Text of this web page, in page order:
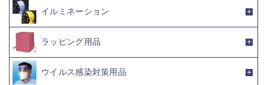
イルミネーション
ラッピング用品
ウイルス感染対策用品